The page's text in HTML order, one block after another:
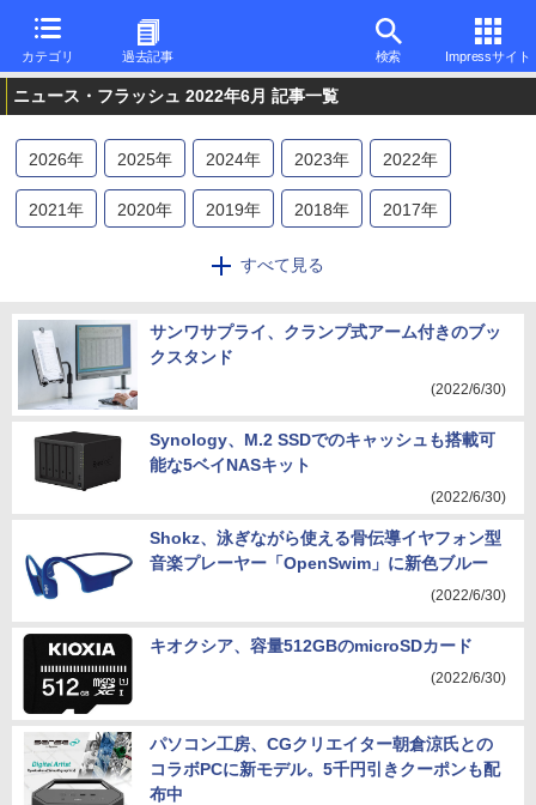
カテゴリ 過去記事 検索 Impressサイト
ニュース・フラッシュ 2022年6月 記事一覧
2026年 2025年 2024年 2023年 2022年
2021年 2020年 2019年 2018年 2017年
すべて見る
サンワサプライ、クランプ式アーム付きのブッ
クスタンド
(2022/6/30)
Synology、M.2 SSDでのキャッシュも搭載可
能な5ベイNASキット
(2022/6/30)
Shokz、泳ぎながら使える骨伝導イヤフォン型
音楽プレーヤー「OpenSwim」に新色ブルー
(2022/6/30)
キオクシア、容量512GBのmicroSDカード
(2022/6/30)
パソコン工房、CGクリエイター朝倉涼氏との
コラボPCに新モデル。5千円引きクーポンも配
布中